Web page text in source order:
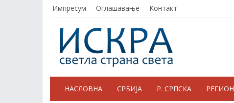
Импресум Оглашавање Контакт
НАСЛОВНА СРБИЈА Р. СРПСКА РЕГИОН